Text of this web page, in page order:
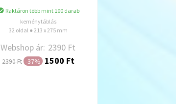
Raktáron több mint 100 darab
keménytáblás
32 oldal ● 213 x 275 mm
Webshop ár: 2390 Ft
2390 Ft -37% 1500 Ft